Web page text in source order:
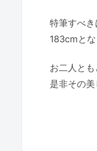
特筆すべき
183cmと
お二人と
是非その美